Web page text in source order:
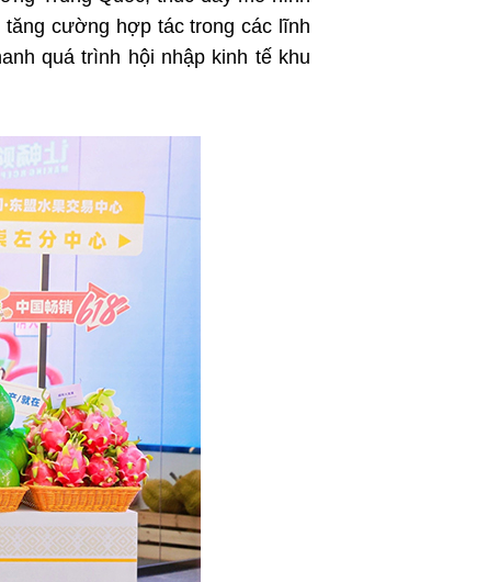
tăng cường hợp tác trong các lĩnh
quá trình hội nhập kinh tế khu